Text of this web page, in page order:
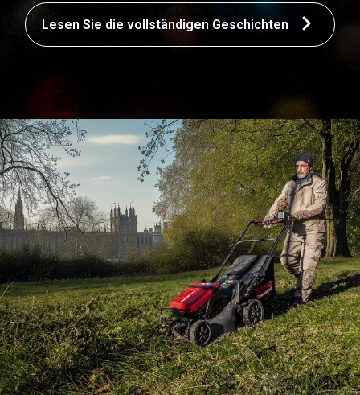
Lesen Sie die vollständigen Geschichten